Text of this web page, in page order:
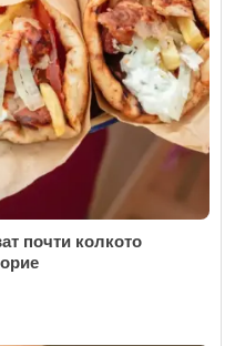
почти колкото